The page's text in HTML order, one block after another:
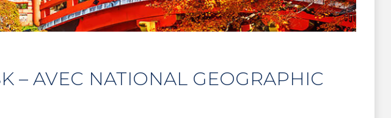
– AVEC NATIONAL GEOGRAPHIC